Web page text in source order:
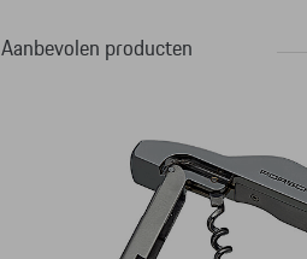
Aanbevolen producten